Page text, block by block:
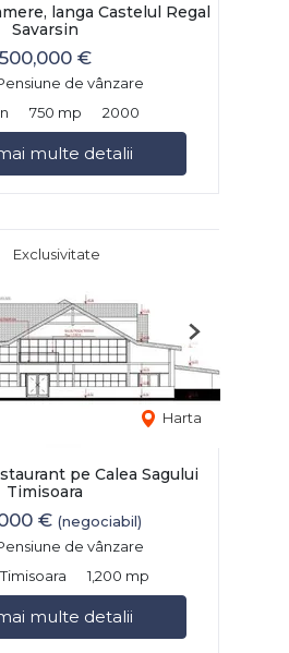
langa Castelul Regal
Savarsin
500,000 €
de vânzare
750 mp 2000
multe detalii
Exclusivitate
Harta
Next
pe Calea Sagului
Timisoara
€ (negociabil)
de vânzare
1,200 mp
multe detalii